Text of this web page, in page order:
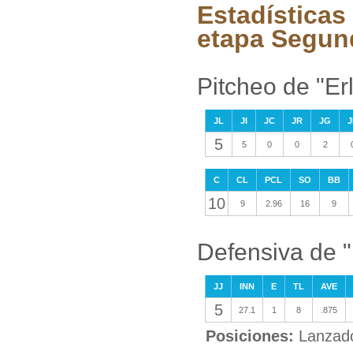
Estadísticas
etapa
Pitcheo de
JL JI JC JR JG
5 5 0 0 2
C CL PCL SO BB
10 9 2.96 16 9
Defensiva de
JJ INN E TL AVE
5 27.1 1 8 .875
Posiciones: